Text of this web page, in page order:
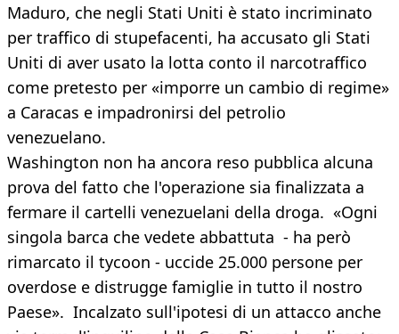
Maduro, che negli Stati Uniti è stato incriminato
per traffico di stupefacenti, ha accusato gli Stati
Uniti di aver usato la lotta conto il narcotraffico
come pretesto per «imporre un cambio di regime»
a Caracas e impadronirsi del petrolio
venezuelano.
Washington non ha ancora reso pubblica alcuna
prova del fatto che l'operazione sia finalizzata a
fermare il cartelli venezuelani della droga. «Ogni
singola barca che vedete abbattuta - ha però
rimarcato il tycoon - uccide 25.000 persone per
overdose e distrugge famiglie in tutto il nostro
Paese». Incalzato sull'ipotesi di un attacco anche